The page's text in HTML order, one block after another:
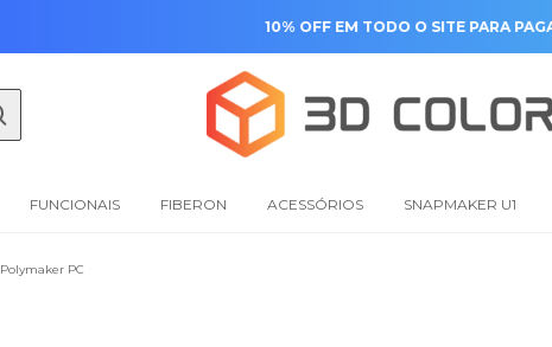
10% OFF EM TODO O SITE PARA PAGAMENTO
FUNCIONAIS FIBERON ACESSÓRIOS SNAPMAKER U1
Polymaker PC